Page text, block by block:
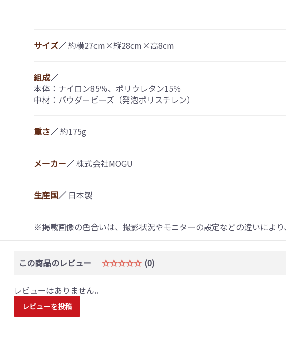
サイズ／約横27cm×縦28cm×高8cm
組成／
本体：ナイロン85％、ポリウレタン15％
中材：パウダービーズ（発泡ポリスチレン）
重さ／約175g
メーカー／株式会社MOGU
生産国／ 日本製
※掲載画像の色合いは、撮影状況やモニターの設定などの違いによ
この商品のレビュー ☆☆☆☆☆ (0)
レビューはありません。
レビューを投稿